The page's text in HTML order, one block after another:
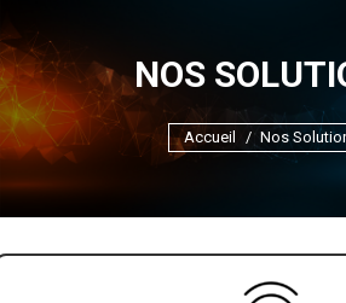
NOS
Vous êtes ici :
Accueil Nos